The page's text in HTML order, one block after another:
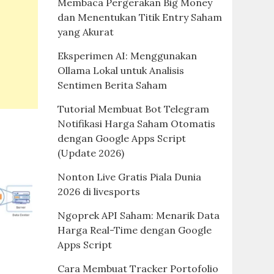
Membaca Pergerakan Big Money
dan Menentukan Titik Entry Saham
yang Akurat
Eksperimen AI: Menggunakan
Ollama Lokal untuk Analisis
Sentimen Berita Saham
Tutorial Membuat Bot Telegram
Notifikasi Harga Saham Otomatis
dengan Google Apps Script
(Update 2026)
Nonton Live Gratis Piala Dunia
2026 di livesports
Ngoprek API Saham: Menarik Data
Harga Real-Time dengan Google
Apps Script
Cara Membuat Tracker Portofolio